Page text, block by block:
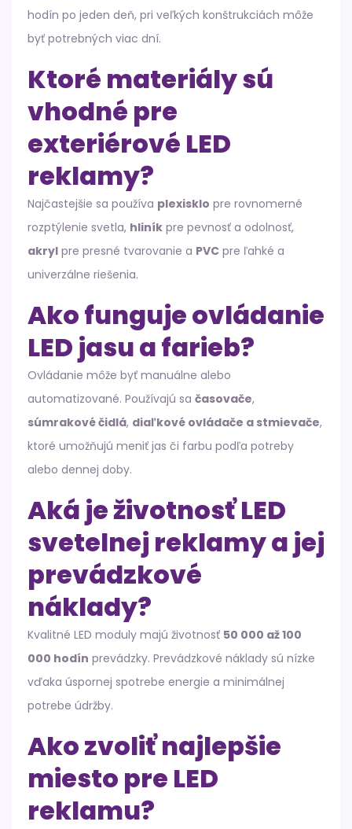
hodín po jeden deň, pri veľkých konštrukciách môže
byť potrebných viac dní.
Ktoré materiály sú
vhodné pre
exteriérové LED
reklamy?
Najčastejšie sa používa plexisklo pre rovnomerné
rozptýlenie svetla, hliník pre pevnosť a odolnosť,
akryl pre presné tvarovanie a PVC pre ľahké a
univerzálne riešenia.
Ako funguje ovládanie
LED jasu a farieb?
Ovládanie môže byť manuálne alebo
automatizované. Používajú sa časovače,
súmrakové čidlá, diaľkové ovládače a stmievače,
ktoré umožňujú meniť jas či farbu podľa potreby
alebo dennej doby.
Aká je životnosť LED
svetelnej reklamy a jej
prevádzkové
náklady?
Kvalitné LED moduly majú životnosť 50 000 až 100
000 hodín prevádzky. Prevádzkové náklady sú nízke
vďaka úspornej spotrebe energie a minimálnej
potrebe údržby.
Ako zvoliť najlepšie
miesto pre LED
reklamu?